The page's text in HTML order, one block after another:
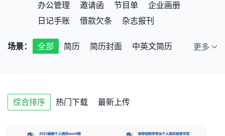
办公管理
邀请函 节目单
企业画册
日记手账
借款欠条 杂志报刊
场景： 全部 简历 简历封面
中英文简历
更多
综合排序 热门下载 最新上传